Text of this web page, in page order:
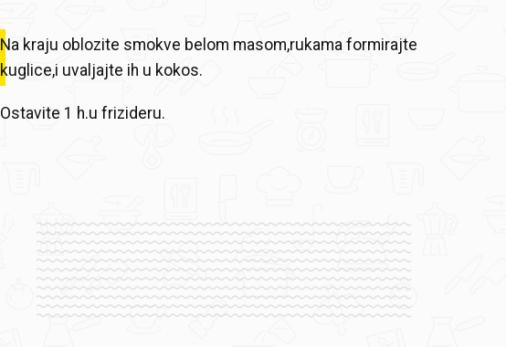
Na kraju oblozite smokve belom masom,rukama formirajte
kuglice,i uvaljajte ih u kokos.
Ostavite 1 h.u frizideru.